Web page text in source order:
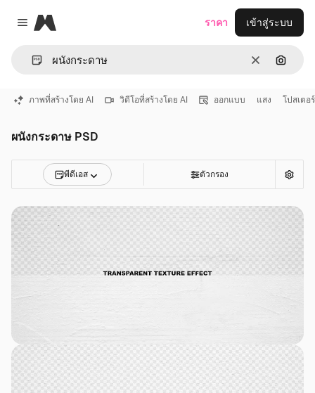
Close menu
Magnific
ชัดเจนค้นหา
ราคา เข้าสู่ระบบ
ภาพที่สร้างโดย AI วิดีโอที่สร้างโดย AI ออกแบบ แสง โปสเตอร์
ผนังกระดาษ PSD
พีดีเอส ตัวกรอง